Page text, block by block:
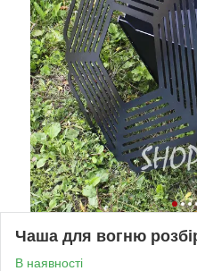
Чаша для вогню
В наявності